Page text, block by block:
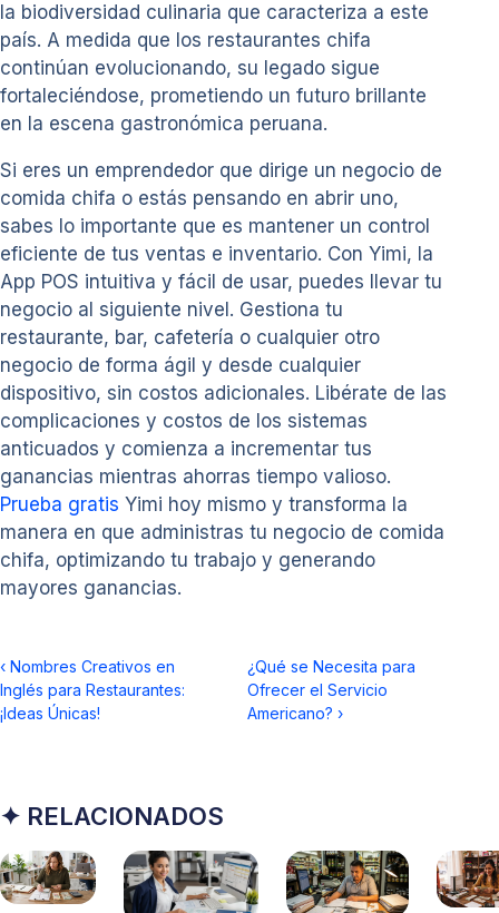
la biodiversidad culinaria que caracteriza a este
país. A medida que los restaurantes chifa
continúan evolucionando, su legado sigue
fortaleciéndose, prometiendo un futuro brillante
en la escena gastronómica peruana.
Si eres un emprendedor que dirige un negocio de
comida chifa o estás pensando en abrir uno,
sabes lo importante que es mantener un control
eficiente de tus ventas e inventario. Con Yimi, la
App POS intuitiva y fácil de usar, puedes llevar tu
negocio al siguiente nivel. Gestiona tu
restaurante, bar, cafetería o cualquier otro
negocio de forma ágil y desde cualquier
dispositivo, sin costos adicionales. Libérate de las
complicaciones y costos de los sistemas
anticuados y comienza a incrementar tus
ganancias mientras ahorras tiempo valioso.
Prueba gratis Yimi hoy mismo y transforma la
manera en que administras tu negocio de comida
chifa, optimizando tu trabajo y generando
mayores ganancias.
‹ Nombres Creativos en
Inglés para Restaurantes:
¡Ideas Únicas!
¿Qué se Necesita para
Ofrecer el Servicio
Americano? ›
✦ RELACIONADOS